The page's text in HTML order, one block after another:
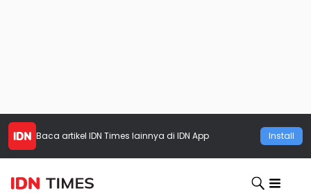
Baca artikel IDN Times lainnya di IDN App Install